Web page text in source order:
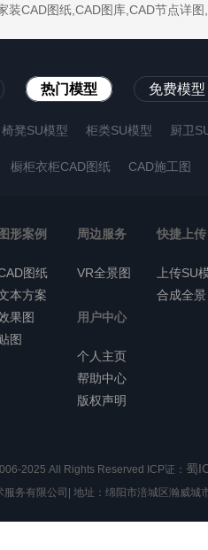
装CAD图纸,CAD图库,CAD节点详
热门模型 免费模型
椅凳SU模型 柜类SU模型 厨卫
橱柜衣柜CAD图纸 CAD施工图
图形案例
图纸
本方案
果图
图
周边服务
VR全景图
快捷上传
上传SU
合成全景
用户中心
个人主页
帮助中心
版权声明
2025 All Rights Reserved ICP证： 蜀
服务有限公司| 地址：绵阳市涪城区瀚威城